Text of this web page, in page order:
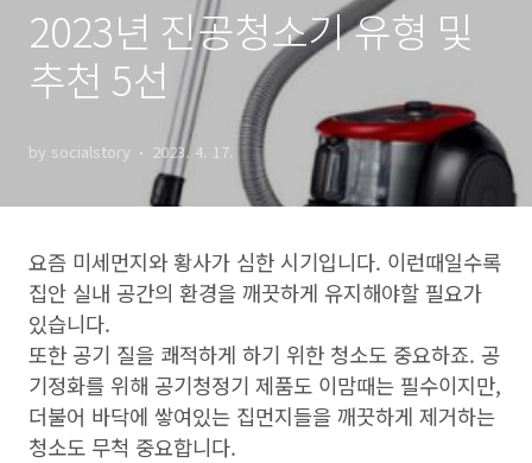
2023년 진공청소기 유형 및
추천 5선
by socialstory 2023. 4. 17.
요즘 미세먼지와 황사가 심한 시기입니다. 이런때일수록
집안 실내 공간의 환경을 깨끗하게 유지해야할 필요가
있습니다.
또한 공기 질을 쾌적하게 하기 위한 청소도 중요하죠. 공
기정화를 위해 공기청정기 제품도 이맘때는 필수이지만,
더불어 바닥에 쌓여있는 집먼지들을 깨끗하게 제거하는
청소도 무척 중요합니다.